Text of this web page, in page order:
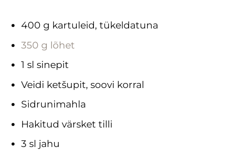
400 g kartuleid, tükeldatuna
350 g lõhet
1 sl sinepit
Veidi ketšupit, soovi korral
Sidrunimahla
Hakitud värsket tilli
3 sl jahu